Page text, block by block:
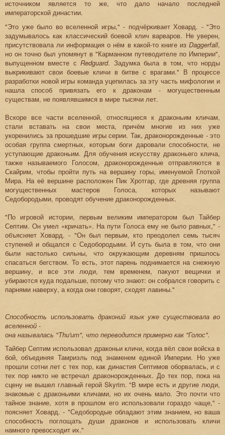
источником является то же, что дало начало последней
императорской династии.
"Это уже было во вселенной игры," - подчёркивает Ховард. - "Это
задумывалось как классический боевой клич варваров. Не уверен,
присутствовала ли информация о нём в какой-то книге из Daggerfall,
но он точно был упомянут в "Карманном путеводителе по Империи",
выпущенном вместе сRedguard. Задумка была в том, что норды
выкрикивают свои боевые кличи в битве с врагами." В процессе
разработки новой игры команда уцепилась за эту часть мифологии и
нашла способ привязать его к драконам - могущественным
существам, не появлявшимся в мире тысячи лет.
Вскоре все части вселенной, относящиеся к драконьим кличам,
стали вставать на свои места, причём многие из них уже
укоренились за прошедшие игры серии. Так, драконорожденные - это
особая группа смертных, которым боги даровали способности, не
уступающие драконьим. Для обучения искусству драконьего клича,
также называемого Голосом, драконорожденные отправляются в
Скайрим, чтобы пройти путь на вершину горы, именуемой Глоткой
Мира. На её вершине расположен Пик Хротгар, где древняя группа
могущественных мастеров Голоса, которых называют
Седобородыми, проводят обучение драконорожденных.
"По игровой истории, первым великим императором был Тайбер
Септим. Он умел «кричать». На пути Голоса ему не было равных," -
объясняет Ховард. - "Он был первым, кто преодолел семь тысяч
ступеней и общался с Седобородыми. И суть была в том, что они
были настолько сильны, что окружающим деревням пришлось
спасаться бегством. То есть, этот парень поднимается на снежную
вершину, и все эти люди, тем временем, пакуют вещички и
убираются куда подальше, потому что знают: он собрался говорить с
парнями наверху, а когда они говорят, сходят лавины."
Способность использовать драконий язык уже существовала во
вселенной -
она называлась "Thu'um", что переводится примерно как "Голос".
Тайбер Септим использовал драконьи кличи, когда вёл свои войска в
бой, объединяя Тамриэль под знаменем единой Империи. Но уже
прошли сотни лет с тех пор, как династия Септимов оборвалась, и с
тех пор никто не встречал драконорожденных. До тех пор, пока на
сцену не вышел главный герой Skyrim. "В мире есть и другие люди,
знакомые с драконьими кличами, но их очень мало. Это почти что
тайное знание, хотя в прошлом его использовали гораздо чаще," -
поясняет Ховард. - "Седобородые обладают этим знанием, но ваша
способность поглощать души драконов и использовать кличи
намного превосходит их."